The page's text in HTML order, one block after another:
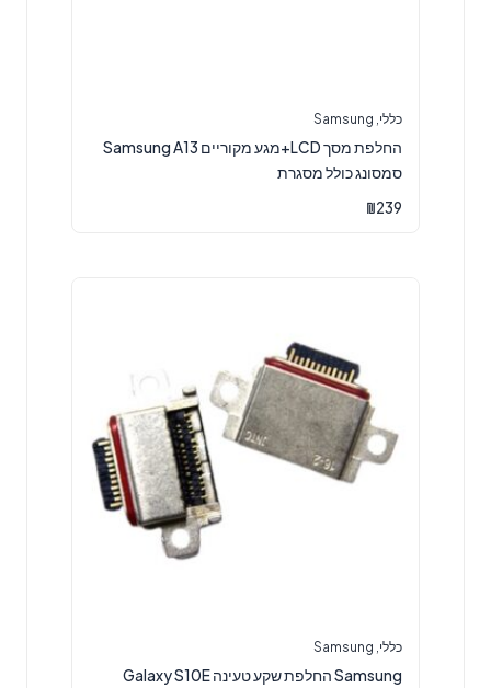
כללי Samsung
החלפת מסך LCD+מגע מקוריים Samsung A13
סמסונג כולל מסגרת
₪239
כללי Samsung
Samsung החלפת שקע טעינה Galaxy S10E